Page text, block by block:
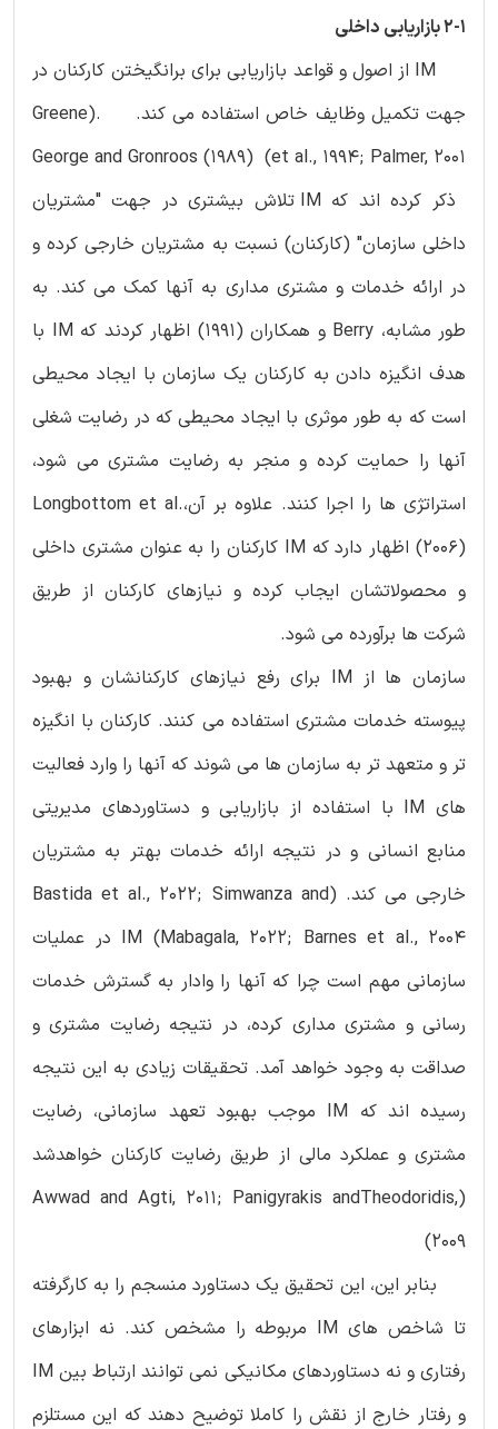
2-1 بازاریابی داخلی
IM از اصول و قواعد بازاریابی برای برانگیختن کارکنان در
جهت تکمیل وظایف خاص استفاده می کند. .(Greene
et al., 1994; Palmer, 2001) George and Gronroos (1989)
ذکر کرده اند که IM تلاش بیشتری در جهت "مشتریان
داخلی سازمان" (کارکنان) نسبت به مشتریان خارجی کرده و
در ارائه خدمات و مشتری مداری به آنها کمک می کند. به
طور مشابه، Berry و همکاران (1991) اظهار کردند که IM با
هدف انگیزه دادن به کارکنان یک سازمان با ایجاد محیطی
است که به طور موثری با ایجاد محیطی که در رضایت شغلی
آنها را حمایت کرده و منجر به رضایت مشتری می شود،
استراتژی ها را اجرا کنند. علاوه بر آن،Longbottom et al.
(2006) اظهار دارد که IM کارکنان را به عنوان مشتری داخلی
و محصولاتشان ایجاب کرده و نیازهای کارکنان از طریق
شرکت ها برآورده می شود.
سازمان ها از IM برای رفع نیازهای کارکنانشان و بهبود
پیوسته خدمات مشتری استفاده می کنند. کارکنان با انگیزه
تر و متعهد تر به سازمان ها می شوند که آنها را وارد فعالیت
های IM با استفاده از بازاریابی و دستاوردهای مدیریتی
منابع انسانی و در نتیجه ارائه خدمات بهتر به مشتریان
خارجی می کند. (Bastida et al., 2022; Simwanza and
Mabagala, 2022; Barnes et al., 2004) IM در عملیات
سازمانی مهم است چرا که آنها را وادار به گسترش خدمات
رسانی و مشتری مداری کرده، در نتیجه رضایت مشتری و
صداقت به وجود خواهد آمد. تحقیقات زیادی به این نتیجه
رسیده اند که IM موجب بهبود تعهد سازمانی، رضایت
مشتری و عملکرد مالی از طریق رضایت کارکنان خواهدشد
(Awwad and Agti, 2011; Panigyrakis andTheodoridis,
2009)
بنابر این، این تحقیق یک دستاورد منسجم را به کارگرفته
تا شاخص های IM مربوطه را مشخص کند. نه ابزارهای
رفتاری و نه دستاوردهای مکانیکی نمی توانند ارتباط بین IM
و رفتار خارج از نقش را کاملا توضیح دهند که این مستلزم